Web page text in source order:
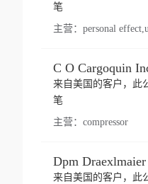
笔
主营：
C O Cargoquin
来自美国的客户，此
笔
主营： compressor
来自美国的客户，此